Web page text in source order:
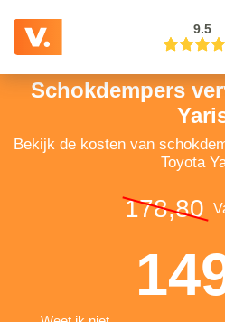
9.5
Schokdempers
Bekijk de kosten van
Toyota
178,80